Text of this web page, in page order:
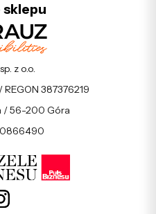
sklepu
z o.o.
387376219
/ 56-200 Góra